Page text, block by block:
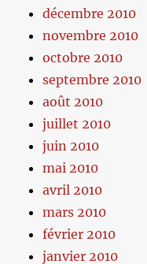
décembre 2010
novembre 2010
octobre 2010
septembre 2010
août 2010
juillet 2010
juin 2010
mai 2010
avril 2010
mars 2010
février 2010
janvier 2010